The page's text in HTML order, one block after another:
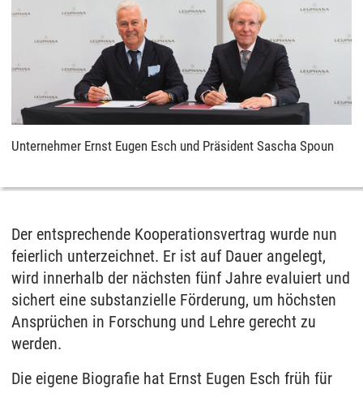
Unternehmer Ernst Eugen Esch und Präsident Sascha Spoun
Der entsprechende Kooperationsvertrag wurde nun
feierlich unterzeichnet. Er ist auf Dauer angelegt,
wird innerhalb der nächsten fünf Jahre evaluiert und
sichert eine substanzielle Förderung, um höchsten
Ansprüchen in Forschung und Lehre gerecht zu
werden.
Die eigene Biografie hat Ernst Eugen Esch früh für